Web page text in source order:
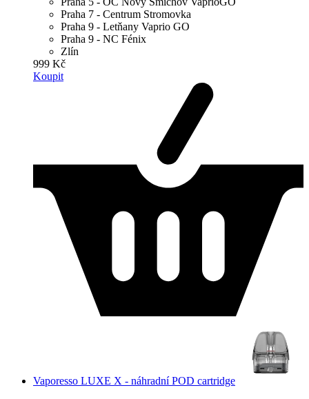
Praha 7 - Centrum Stromovka
Praha 9 - Letňany Vaprio GO
Praha 9 - NC Fénix
Zlín
999 Kč
Koupit
Vaporesso LUXE X - náhradní POD cartridge